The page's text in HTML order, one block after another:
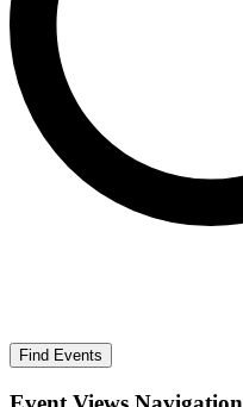
Find Events